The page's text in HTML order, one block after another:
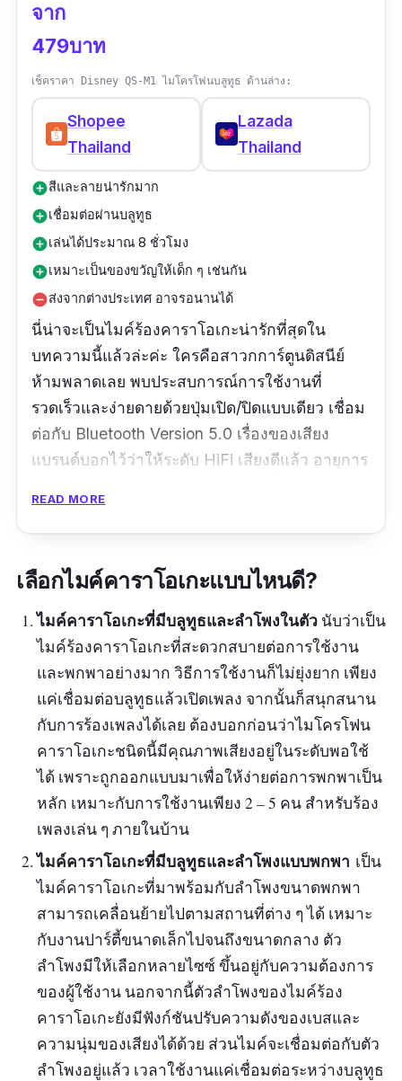
จาก
479บาท
เช็คราคา Disney QS-M1 ไมโครโฟนบลูทูธ ด้านล่าง:
Shopee
Thailand
Lazada
Thailand
add_circleสีและลายน่ารักมาก
add_circleเชื่อมต่อผ่านบลูทูธ
add_circleเล่นได้ประมาณ 8 ชั่วโมง
add_circleเหมาะเป็นของขวัญให้เด็ก ๆ เช่นกัน
remove_circleส่งจากต่างประเทศ อาจรอนานได้
นี่น่าจะเป็นไมค์ร้องคาราโอเกะน่ารักที่สุดใน
บทความนี้แล้วล่ะค่ะ ใครคือสาวกการ์ตูนดิสนีย์
ห้ามพลาดเลย พบประสบการณ์การใช้งานที่
รวดเร็วและง่ายดายด้วยปุ่มเปิด/ปิดแบบเดียว เชื่อม
ต่อกับ Bluetooth Version 5.0 เรื่องของเสียง
แบรนด์บอกไว้ว่าให้ระดับ HiFi เสียงดีแล้ว อายุการ
อยู่ได้นานประมาณ 8 ชั่วโมง ร้องเพลงได้ยาว ๆ ไป
เลย หรือถ้าบ้านไหนมีลูกที่ชอบในเสียงเพลง แวว
มาว่านี่ล่ะซุปตาร์นักร้องในอนาคต อาจจะเอาไมค์
ไร้สาย ร้องเพลงได้ของดิสนีย์ไปเป็นของขวัญพิเศษ
ให้น้อง ๆ ได้นะคะ
สินค้าดีมีคุณภาพ​ของแบรนด์​ ดิสนี่ย์ จัดส่ง​จาก​
ตปท.​ใช้เวลานานหน่อย แพ็คสินค้าเรียบร้อย สินค้า
ถูกต้องสมบูรณ์ คุณภาพ เหมาะกับราคา โดยรวม
แล้วถือว่าอยู่ในระดับจัดว่า​ดี
READ MORE
เลือกไมค์คาราโอเกะแบบไหนดี?
ไมค์คาราโอเกะที่มีบลูทูธและลำโพงในตัวนับว่าเป็น
ไมค์ร้องคาราโอเกะที่สะดวกสบายต่อการใช้งาน
และพกพาอย่างมาก วิธีการใช้งานก็ไม่ยุ่งยาก เพียง
แค่เชื่อมต่อบลูทูธแล้วเปิดเพลง จากนั้นก็สนุกสนาน
กับการร้องเพลงได้เลย ต้องบอกก่อนว่าไมโครโฟน
คาราโอเกะชนิดนี้มีคุณภาพเสียงอยู่ในระดับพอใช้
ได้ เพราะถูกออกแบบมาเพื่อให้ง่ายต่อการพกพาเป็น
หลัก เหมาะกับการใช้งานเพียง 2 – 5 คน สำหรับร้อง
เพลงเล่น ๆ ภายในบ้าน
ไมค์คาราโอเกะที่มีบลูทูธและลำโพงแบบพกพา เป็น
ไมค์คาราโอเกะที่มาพร้อมกับลำโพงขนาดพกพา
สามารถเคลื่อนย้ายไปตามสถานที่ต่าง ๆ ได้ เหมาะ
กับงานปาร์ตี้ขนาดเล็กไปจนถึงขนาดกลาง ตัว
ลำโพงมีให้เลือกหลายไซซ์ ขึ้นอยู่กับความต้องการ
ของผู้ใช้งาน นอกจากนี้ตัวลำโพงของไมค์ร้อง
คาราโอเกะยังมีฟังก์ชันปรับความดังของเบสและ
ความนุ่มของเสียงได้ด้วย ส่วนไมค์จะเชื่อมต่อกับตัว
ลำโพงอยู่แล้ว เวลาใช้งานแค่เชื่อมต่อระหว่างบลูทูธ